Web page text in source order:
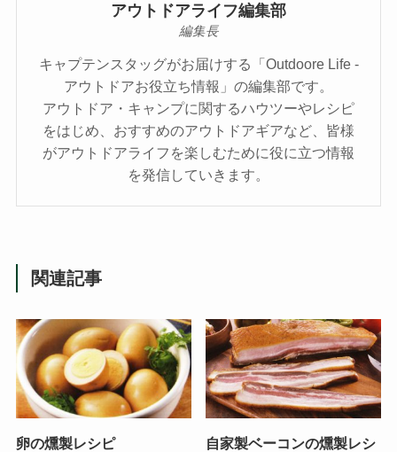
アウトドアライフ編集部
編集長
キャプテンスタッグがお届けする「Outdoore Life -
アウトドアお役立ち情報」の編集部です。
アウトドア・キャンプに関するハウツーやレシピ
をはじめ、おすすめのアウトドアギアなど、皆様
がアウトドアライフを楽しむために役に立つ情報
を発信していきます。
関連記事
卵の燻製レシピ 自家製ベーコンの燻製レシ